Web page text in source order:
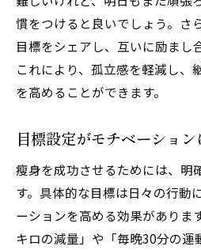
慣をつけると良いでしょう。さ
目標をシェアし、互いに励まし
これにより、孤立感を軽減し、
を高めることができます。
目標設定がモチベーショ
瘦身を成功させるためには、明
す。具体的な目標は日々の行動
ーションを高める効果がありま
キロの減量」や「毎晩30分の運